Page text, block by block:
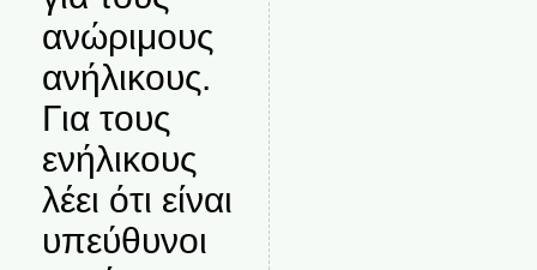
ανώριμους
ανήλικους.
Για τους
ενήλικους
λέει ότι είναι
υπεύθυνοι